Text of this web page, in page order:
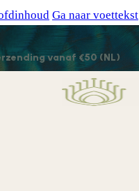
Ga naar voettekst
vanaf €50 (NL)